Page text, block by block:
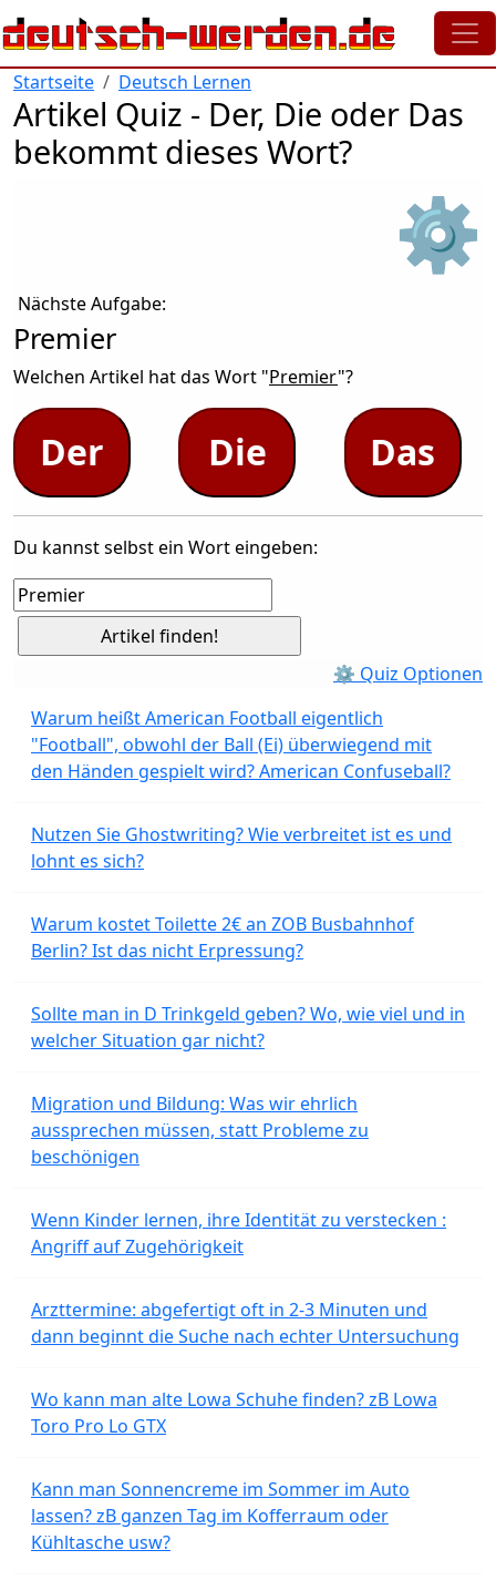
Direkt zum Inhalt
Startseite Deutsch Lernen
Artikel Quiz - Der, Die oder Das
bekommt dieses Wort?
⚙
Nächste Aufgabe:
Premier
Welchen Artikel hat das Wort "Premier"?
Der Die Das
Du kannst selbst ein Wort eingeben:
⚙ Quiz Optionen
Warum heißt American Football eigentlich
"Football", obwohl der Ball (Ei) überwiegend mit
den Händen gespielt wird? American Confuseball?
Nutzen Sie Ghostwriting? Wie verbreitet ist es und
lohnt es sich?
Warum kostet Toilette 2€ an ZOB Busbahnhof
Berlin? Ist das nicht Erpressung?
Sollte man in D Trinkgeld geben? Wo, wie viel und in
welcher Situation gar nicht?
Migration und Bildung: Was wir ehrlich
aussprechen müssen, statt Probleme zu
beschönigen
Wenn Kinder lernen, ihre Identität zu verstecken :
Angriff auf Zugehörigkeit
Arzttermine: abgefertigt oft in 2-3 Minuten und
dann beginnt die Suche nach echter Untersuchung
Wo kann man alte Lowa Schuhe finden? zB Lowa
Toro Pro Lo GTX
Kann man Sonnencreme im Sommer im Auto
lassen? zB ganzen Tag im Kofferraum oder
Kühltasche usw?